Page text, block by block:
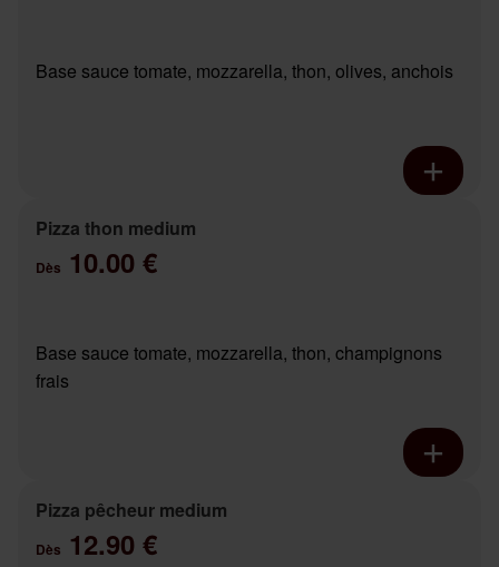
Base sauce tomate, mozzarella, thon, olives, anchois
Pizza thon medium
Dès 10.00 €
Base sauce tomate, mozzarella, thon, champignons
frais
Pizza pêcheur medium
Dès 12.90 €